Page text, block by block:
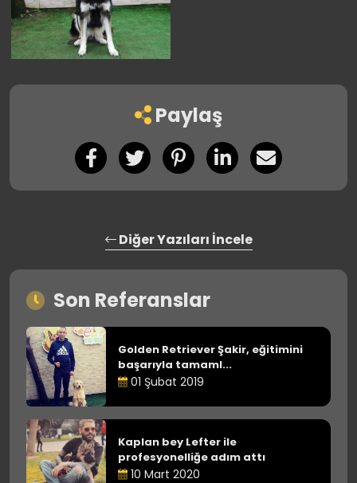
Paylaş
Diğer Yazıları İncele
Son Referanslar
Golden Retriever Şakir, eğitimini
başarıyla tamaml...
01 Şubat 2019
Kaplan bey Lefter ile
profesyonelliğe adım attı
10 Mart 2020